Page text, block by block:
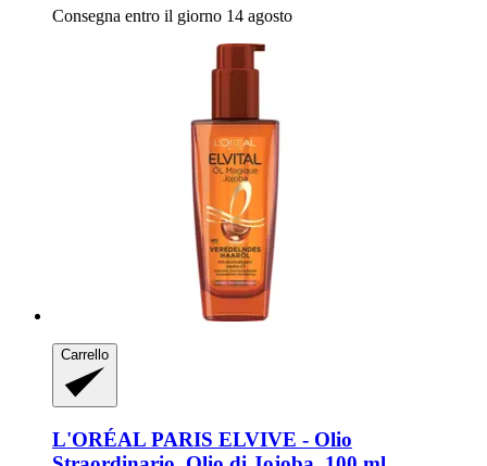
Consegna entro il giorno 14 agosto
Carrello
L'ORÉAL PARIS ELVIVE -​ Olio